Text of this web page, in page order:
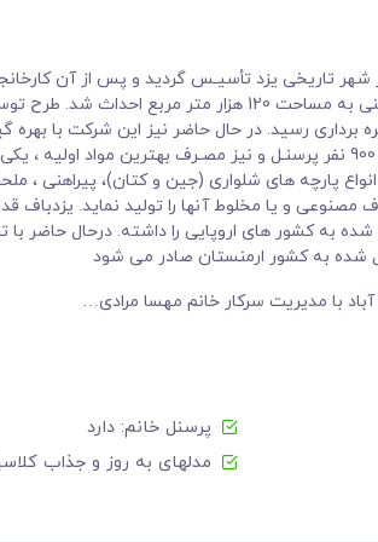
یزد باف سهـامی عام در سال 1335 در شهر تاریخی یزد تأسیـس گردید و پس
چاپ و تکمیل انواع پارچه های پنبه ای در زمینی به مساحت 120 هزار
متر مربع در سال 1370 به بهره برداری رسید. در حال حاضر نیز این
اروپایی ، دانش فنی ، تجربه و تلاش بیـش از 900 نفر پرسنـل و نیز مصـرف بهترین
پارچه های شلواری (جین و کتان)، پیراهنی ،
مصنوعی و یا مخلوط آنها را تولید نماید.
به کشور های اروپایی را داشته. درحال حاضر با
شده به کشور ارمنستان صادر می شود
با مدیریت سرکار خانم مهسا مرادی…
پرسنل خانم: دارد
مدلهای به روز و جذاب